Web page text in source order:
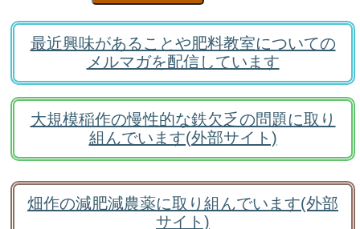
最近興味があることや肥料教室についての
メルマガを配信しています
大規模稲作の慢性的な鉄欠乏の問題に取り
組んでいます(外部サイト)
畑作の減肥減農薬に取り組んでいます(外部
サイト)